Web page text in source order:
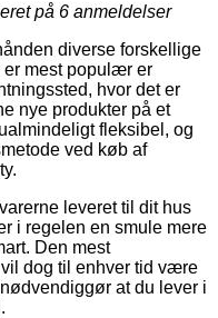
på 6 anmeldelser
diverse forskellige
er mest populær er
hvor det er
nye produkter på et
fleksibel, og
ved køb af
leveret til dit hus
i regelen en smule mere
Den mest
dog til enhver tid være
at du lever i